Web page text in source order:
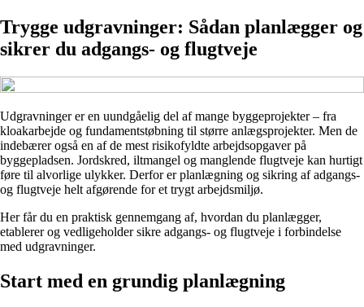
Trygge udgravninger: Sådan planlægger og
sikrer du adgangs- og flugtveje
Udgravninger er en uundgåelig del af mange byggeprojekter – fra
kloakarbejde og fundamentstøbning til større anlægsprojekter. Men de
indebærer også en af de mest risikofyldte arbejdsopgaver på
byggepladsen. Jordskred, iltmangel og manglende flugtveje kan hurtigt
føre til alvorlige ulykker. Derfor er planlægning og sikring af adgangs-
og flugtveje helt afgørende for et trygt arbejdsmiljø.
Her får du en praktisk gennemgang af, hvordan du planlægger,
etablerer og vedligeholder sikre adgangs- og flugtveje i forbindelse
med udgravninger.
Start med en grundig planlægning